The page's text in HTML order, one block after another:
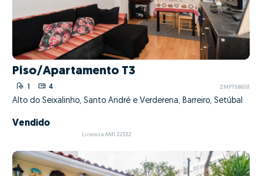
Piso/Apartamento T3
1 4 ZMPT586151
Alto do Seixalinho, Santo André e Verderena, Barreiro, Setúbal
Vendido
Licencia AMI 22332